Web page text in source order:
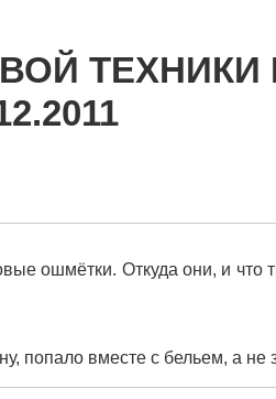
ТЕХНИКИ
ошмётки. Откуда они, и что
попало вместе с бельем, а не